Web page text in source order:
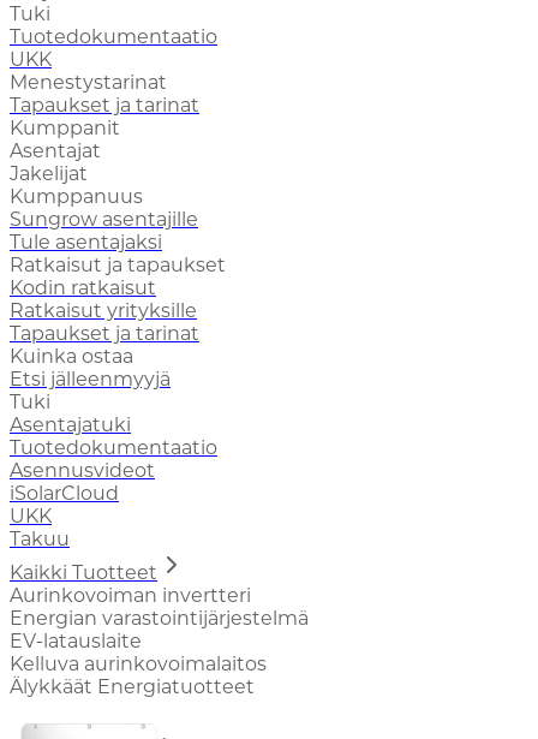
Tuki
Tuotedokumentaatio
UKK
Menestystarinat
Tapaukset ja tarinat
Kumppanit
Asentajat
Jakelijat
Kumppanuus
Sungrow asentajille
Tule asentajaksi
Ratkaisut ja tapaukset
Kodin ratkaisut
Ratkaisut yrityksille
Tapaukset ja tarinat
Kuinka ostaa
Etsi jälleenmyyjä
Tuki
Asentajatuki
Tuotedokumentaatio
Asennusvideot
iSolarCloud
UKK
Takuu
Kaikki Tuotteet
Aurinkovoiman invertteri
Energian varastointijärjestelmä
EV-latauslaite
Kelluva aurinkovoimalaitos
Älykkäät Energiatuotteet